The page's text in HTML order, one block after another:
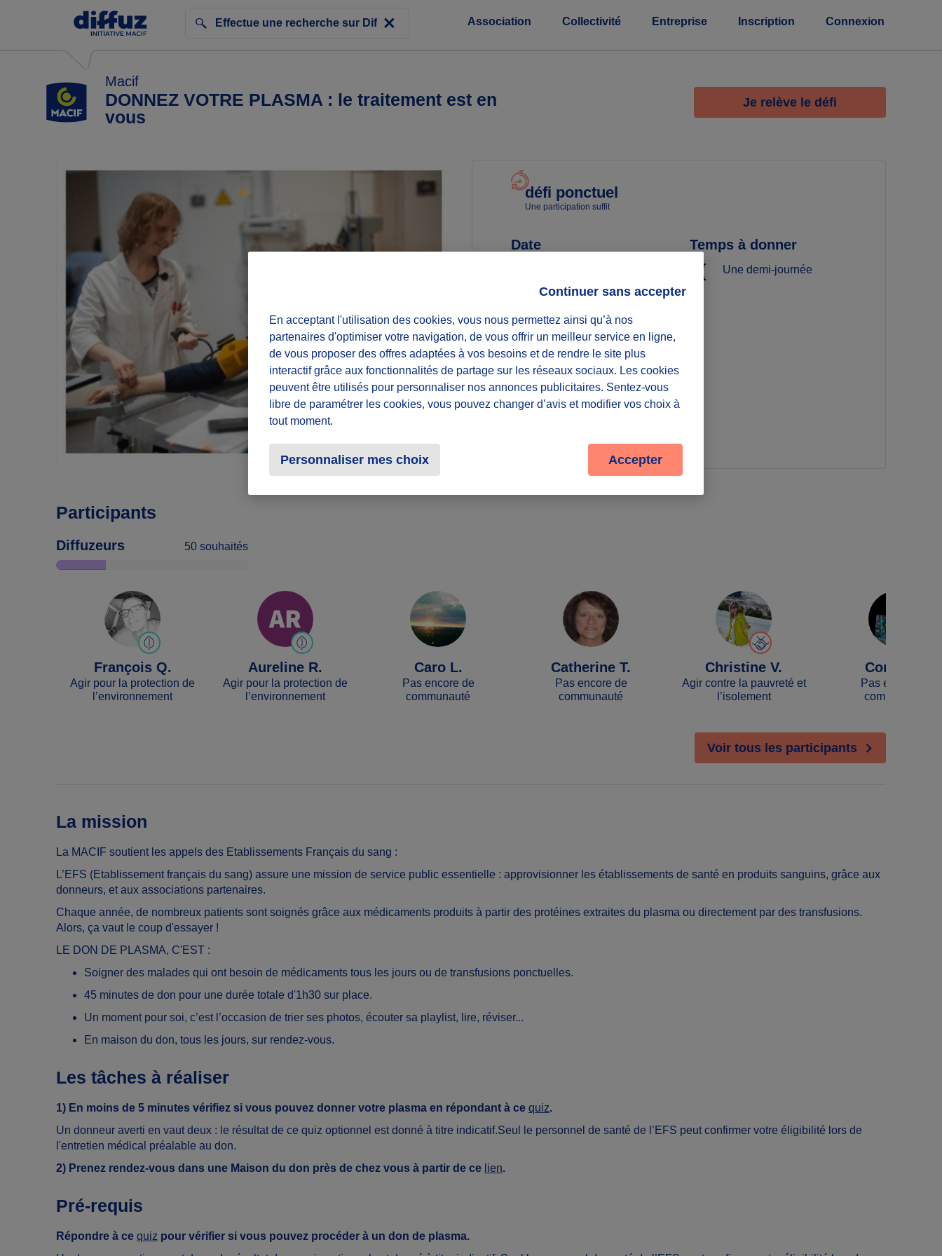
Association Collectivité Entreprise Inscription Connexion
Macif
DONNEZ VOTRE PLASMA : le traitement est en
vous
Je relève le défi
défi ponctuel
Une participation suffit
Date
au 31/12/26
Temps à donner
Une demi-journée
Lieu
Dans toute la France
Partager le défi
Participants
Diffuzeurs 50 souhaités
François Q.
Agir pour la protection de
l’environnement
Aureline R.
Agir pour la protection de
l’environnement
Caro L.
Pas encore de
communauté
Catherine T.
Pas encore de
communauté
Christine V.
Agir contre la pauvreté et
l’isolement
Coralie P.
Pas encore de
communauté
Voir tous les participants
La mission
La MACIF soutient les appels des Etablissements Français du sang :
L’EFS (Etablissement français du sang) assure une mission de service public essentielle : approvisionner les établissements de santé en produits sanguins, grâce aux
donneurs, et aux associations partenaires.
Chaque année, de nombreux patients sont soignés grâce aux médicaments produits à partir des protéines extraites du plasma ou directement par des transfusions.
Alors, ça vaut le coup d'essayer !
LE DON DE PLASMA, C'EST :
Soigner des malades qui ont besoin de médicaments tous les jours ou de transfusions ponctuelles.
45 minutes de don pour une durée totale d'1h30 sur place.
Un moment pour soi, c’est l’occasion de trier ses photos, écouter sa playlist, lire, réviser...
En maison du don, tous les jours, sur rendez-vous.
Les tâches à réaliser
1) En moins de 5 minutes vérifiez si vous pouvez donner votre plasma en répondant à ce quiz.
Un donneur averti en vaut deux : le résultat de ce quiz optionnel est donné à titre indicatif.Seul le personnel de santé de l’EFS peut confirmer votre éligibilité lors de
l'entretien médical préalable au don.
2) Prenez rendez-vous dans une Maison du don près de chez vous à partir de ce lien.
Pré-requis
Répondre à ce quiz pour vérifier si vous pouvez procéder à un don de plasma.
En acceptant l'utilisation des cookies, vous nous permettez ainsi qu’à nos
partenaires d'optimiser votre navigation, de vous offrir un meilleur service en ligne,
de vous proposer des offres adaptées à vos besoins et de rendre le site plus
interactif grâce aux fonctionnalités de partage sur les réseaux sociaux. Les cookies
peuvent être utilisés pour personnaliser nos annonces publicitaires. Sentez-vous
libre de paramétrer les cookies, vous pouvez changer d’avis et modifier vos choix à
tout moment.
Personnaliser mes choix
Continuer sans accepter
Accepter